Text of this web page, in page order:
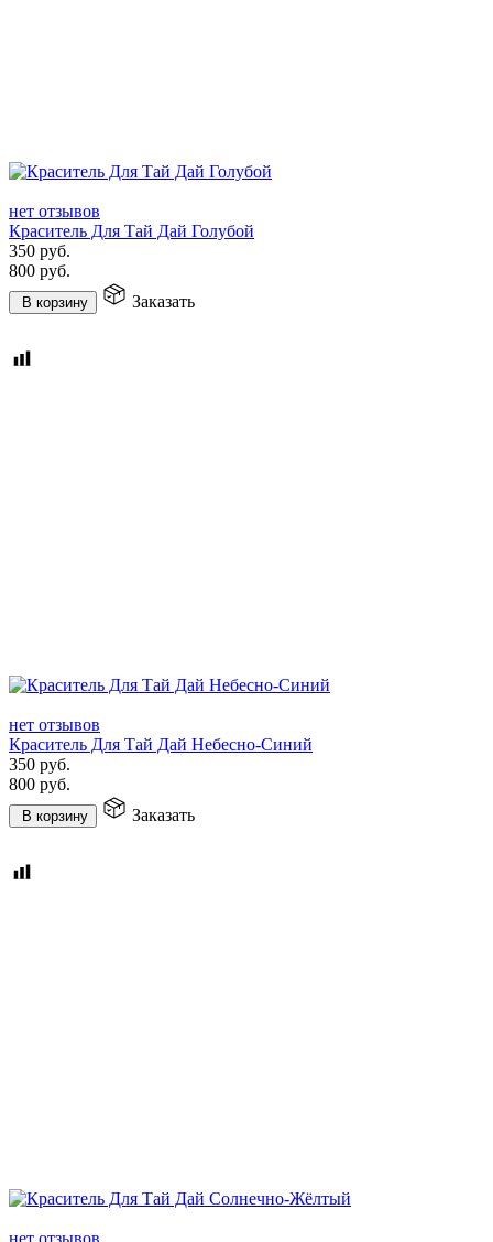
нет отзывов
Краситель Для Тай Дай Голубой
350 руб.
800 руб.
В корзину Заказать
нет отзывов
Краситель Для Тай Дай Небесно-Синий
350 руб.
800 руб.
В корзину Заказать
нет отзывов